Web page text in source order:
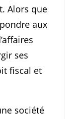
Alors que
aux
ses
fiscal et
société